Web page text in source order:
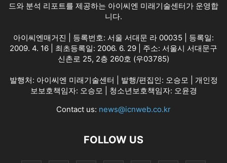
드와 분석 리포트를 제공하는 아이씨엔 미래기술센터가 운영합
니다.
아이씨엔매거진 | 등록번호: 서울 서대문 라 00035 | 등록일:
2009. 4. 16 | 최초등록일: 2006. 6. 29 | 주소: 서울시 서대문구
신촌로 25, 2층 260호 (우03785)
발행처: 아이씨엔 미래기술센터 | 발행/편집인: 오승모 | 개인정
보보호책임자: 오승모 | 청소년보호책임자: 오윤경
Contact us: news@icnweb.co.kr
FOLLOW US